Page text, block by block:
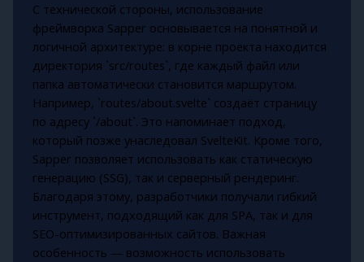
С технической стороны, использование
фреймворка Sapper основывается на понятной и
логичной архитектуре: в корне проекта находится
директория `src/routes`, где каждый файл или
папка автоматически становится маршрутом.
Например, `routes/about.svelte` создаёт страницу
по адресу `/about`. Это напоминает подход,
который позже унаследовал SvelteKit. Кроме того,
Sapper позволяет использовать как статическую
генерацию (SSG), так и серверный рендеринг.
Благодаря этому, разработчики получали гибкий
инструмент, подходящий как для SPA, так и для
SEO-оптимизированных сайтов. Важная
особенность — возможность использовать